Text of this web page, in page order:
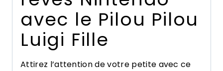
avec le Pilou Pilou
Luigi Fille
Attirez l’attention de votre petite avec ce